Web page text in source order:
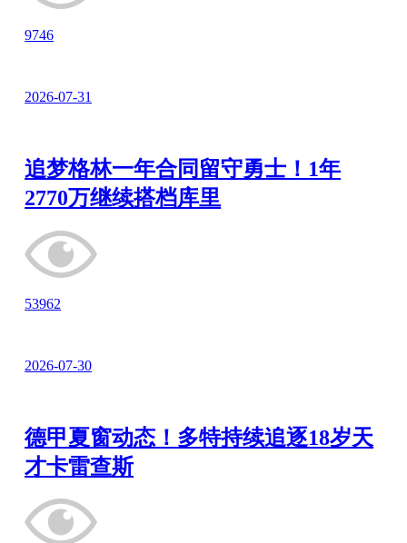
9746
2026-07-31
追梦格林一年合同留守勇士！1年
2770万继续搭档库里
53962
2026-07-30
德甲夏窗动态！多特持续追逐18岁天
才卡雷查斯